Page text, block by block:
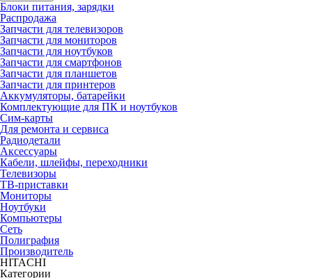
Блоки питания, зарядки
Распродажа
Запчасти для телевизоров
Запчасти для мониторов
Запчасти для ноутбуков
Запчасти для смартфонов
Запчасти для планшетов
Запчасти для принтеров
Аккумуляторы, батарейки
Комплектующие для ПК и ноутбуков
Сим-карты
Для ремонта и сервиса
Радиодетали
Аксессуары
Кабели, шлейфы, переходники
Телевизоры
ТВ-приставки
Мониторы
Ноутбуки
Компьютеры
Сеть
Полиграфия
Производитель
HITACHI
Категории